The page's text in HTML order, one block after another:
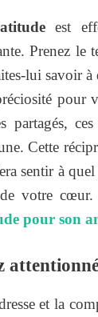
est
Prenez le
lui savoir à
pour
partagés,
Cette
sentir à
votre
pour son
et la